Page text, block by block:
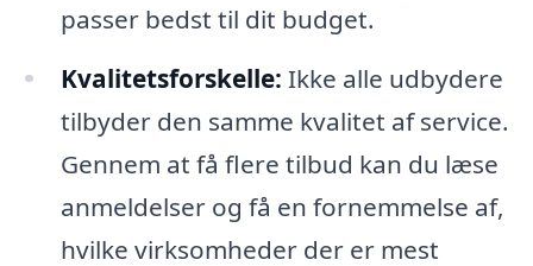
passer bedst til dit budget.
Kvalitetsforskelle: Ikke alle udbydere
tilbyder den samme kvalitet af service.
Gennem at få flere tilbud kan du læse
anmeldelser og få en fornemmelse af,
hvilke virksomheder der er mest